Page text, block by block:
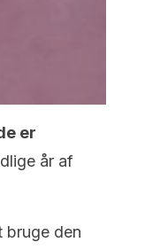
er
år af
bruge den